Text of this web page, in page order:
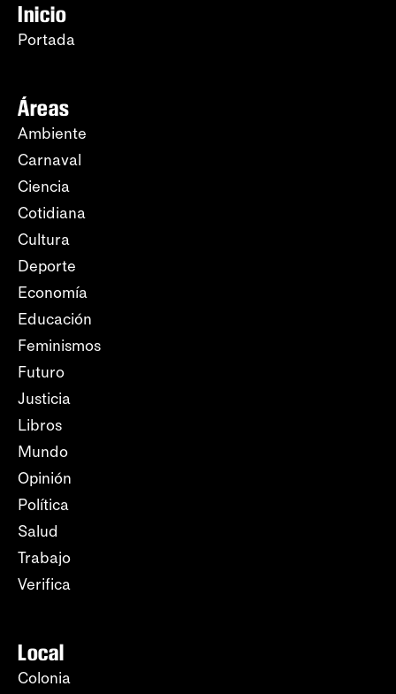
Inicio
Portada
Áreas
Ambiente
Carnaval
Ciencia
Cotidiana
Cultura
Deporte
Economía
Educación
Feminismos
Futuro
Justicia
Libros
Mundo
Opinión
Política
Salud
Trabajo
Verifica
Local
Colonia